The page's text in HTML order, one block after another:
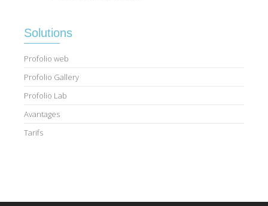
Solutions
Profolio web
Profolio Gallery
Profolio Lab
Avantages
Tarifs